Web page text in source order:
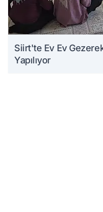
Siirt'te Ev Ev Gezerek Kanser Taramaları
Yapılıyor